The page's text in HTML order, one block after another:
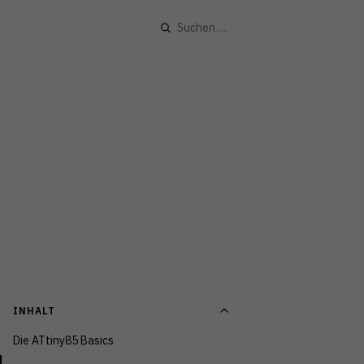
Suchen
INHALT
Die ATtiny85 Basics